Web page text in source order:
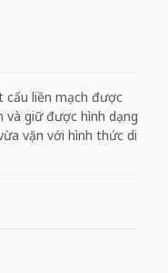
cấu liền mạch được
và giữ được hình dạng
vặn với hình thức di